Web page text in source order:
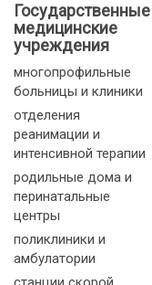
Государственные
медицинские
учреждения
многопрофильные
больницы и клиники
отделения
реанимации и
интенсивной терапии
родильные дома и
перинатальные
центры
поликлиники и
амбулатории